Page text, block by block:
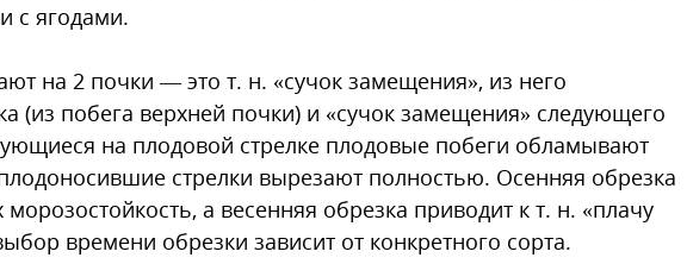
с ягодами.
на 2 почки — это т. н. «сучок замещения», из него
(из побега верхней почки) и «сучок замещения» следующего
на плодовой стрелке плодовые побеги обламывают
стрелки вырезают полностью. Осенняя обрезка
а весенняя обрезка приводит к т. н. «плачу
времени обрезки зависит от конкретного сорта.